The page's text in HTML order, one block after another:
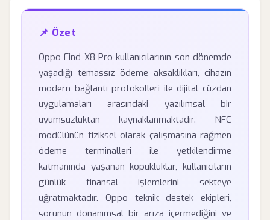
📌 Özet
Oppo Find X8 Pro kullanıcılarının son dönemde
yaşadığı temassız ödeme aksaklıkları, cihazın
modern bağlantı protokolleri ile dijital cüzdan
uygulamaları arasındaki yazılımsal bir
uyumsuzluktan kaynaklanmaktadır. NFC
modülünün fiziksel olarak çalışmasına rağmen
ödeme terminalleri ile yetkilendirme
katmanında yaşanan kopukluklar, kullanıcıların
günlük finansal işlemlerini sekteye
uğratmaktadır. Oppo teknik destek ekipleri,
sorunun donanımsal bir arıza içermediğini ve